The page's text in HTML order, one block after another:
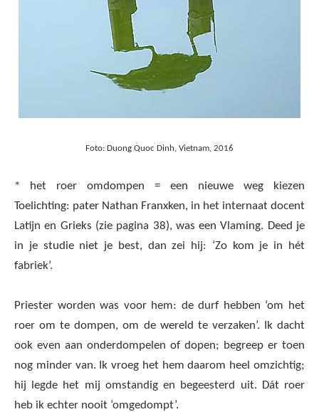
Foto: Duong Quoc Dinh, Vietnam, 2016
* het roer omdompen = een nieuwe weg kiezen
Toelichting: pater Nathan Franxken, in het internaat docent
Latijn en Grieks (zie pagina 38), was een Vlaming. Deed je
in je studie niet je best, dan zei hij: ‘Zo kom je in hét
fabriek’.
Priester worden was voor hem: de durf hebben ‘om het
roer om te dompen, om de wereld te verzaken’. Ik dacht
ook even aan onderdompelen of dopen; begreep er toen
nog minder van. Ik vroeg het hem daarom heel omzichtig;
hij legde het mij omstandig en begeesterd uit. Dát roer
heb ik echter nooit ‘omgedompt’.